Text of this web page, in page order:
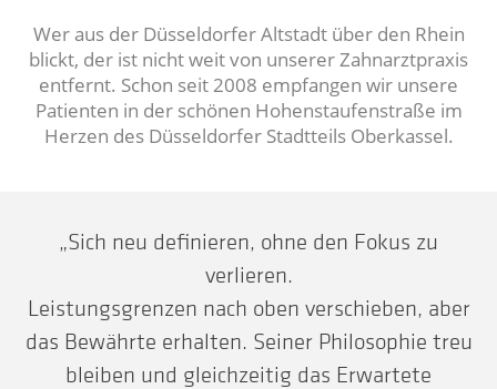
Wer aus der Düsseldorfer Altstadt über den Rhein
blickt, der ist nicht weit von unserer Zahnarztpraxis
entfernt. Schon seit 2008 empfangen wir unsere
Patienten in der schönen Hohenstaufenstraße im
Herzen des Düsseldorfer Stadtteils Oberkassel.
„Sich neu definieren, ohne den Fokus zu
verlieren.
Leistungsgrenzen nach oben verschieben, aber
das Bewährte erhalten. Seiner Philosophie treu
bleiben und gleichzeitig das Erwartete